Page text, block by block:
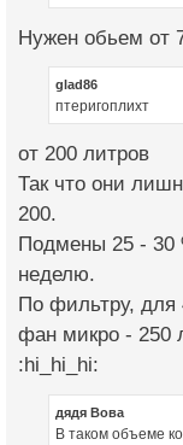
Нужен обьем от
glad86
птеригоплихт
от 200 литров
Так что они
200.
Подмены 25 - 30
неделю.
По фильтру,
фан микро - 250
:hi_hi_hi:
дядя Вова
В таком объеме